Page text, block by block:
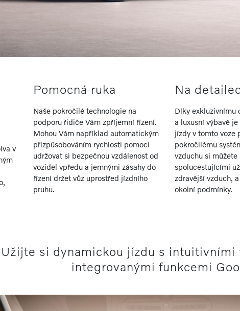
v
Pomocná ruka
Naše pokročilé technologie na
podporu řidiče Vám zpříjemní řízení.
Mohou Vám například automatickým
přizpůsobováním rychlosti pomoci
udržovat si bezpečnou vzdálenost od
vozidel vpředu a jemnými zásahy do
řízení držet vůz uprostřed jízdního
pruhu.
Na
Díky exkluzivnímu
a luxusní výbavě
jízdy v tomto voze
pokročilému
vzduchu si můžete
spolucestujícími
zdravější vzduch,
okolní podmínky.
Užijte si dynamickou jízdu s intuitivními
integrovanými funkcemi